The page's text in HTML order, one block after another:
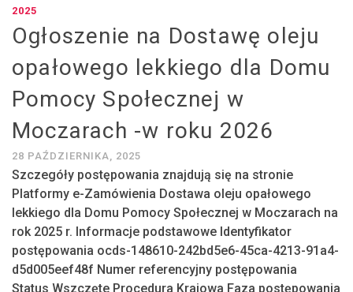
2025
Ogłoszenie na Dostawę oleju
opałowego lekkiego dla Domu
Pomocy Społecznej w
Moczarach -w roku 2026
28 PAŹDZIERNIKA, 2025
Szczegóły postępowania znajdują się na stronie
Platformy e-Zamówienia Dostawa oleju opałowego
lekkiego dla Domu Pomocy Społecznej w Moczarach na
rok 2025 r. Informacje podstawowe Identyfikator
postępowania ocds-148610-242bd5e6-45ca-4213-91a4-
d5d005eef48f Numer referencyjny postępowania
Status Wszczęte Procedura Krajowa Faza postępowania